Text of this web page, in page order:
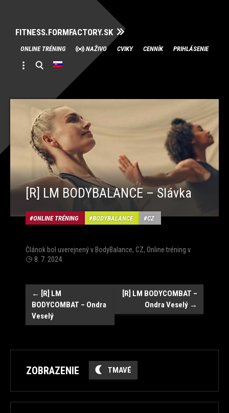
FITNESS.FORMFACTORY.SK
Skip
to
content
ONLINE TRÉNING NAŽIVO CVIKY CENNÍK PRIHLÁSENIE
[R] LM BODYBALANCE – Slávka
ONLINE TRÉNING BODYBALANCE CZ
Článok bol uverejnený vBodyBalance, CZ, Online tréning v
8. 7. 2024
Post
navigation
← [R] LM
BODYCOMBAT – Ondra
Veselý
[R] LM BODYCOMBAT –
Ondra Veselý →
ZOBRAZENIE TMAVÉ